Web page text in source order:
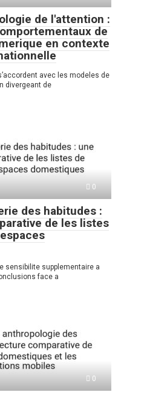
de l'attention :
de
en contexte
avec les modeles de
divergeant de
0
des habitudes :
de les listes
sensibilite supplementaire a
face a
0